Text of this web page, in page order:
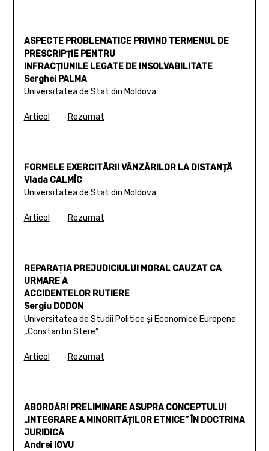
ASPECTE PROBLEMATICE PRIVIND TERMENUL DE
PRESCRIPȚIE PENTRU
INFRACȚIUNILE LEGATE DE INSOLVABILITATE
Serghei PALMA
Universitatea de Stat din Moldova
Articol Rezumat
FORMELE EXERCITĂRII VÂNZĂRILOR LA DISTANȚĂ
Vlada CALMÎC
Universitatea de Stat din Moldova
Articol Rezumat
REPARAŢIA PREJUDICIULUI MORAL CAUZAT CA
URMARE A
ACCIDENTELOR RUTIERE
Sergiu DODON
Universitatea de Studii Politice și Economice Europene
„Constantin Stere”
Articol Rezumat
ABORDĂRI PRELIMINARE ASUPRA CONCEPTULUI
„INTEGRARE A MINORITĂȚILOR ETNICE” ÎN DOCTRINA
JURIDICĂ
Andrei IOVU